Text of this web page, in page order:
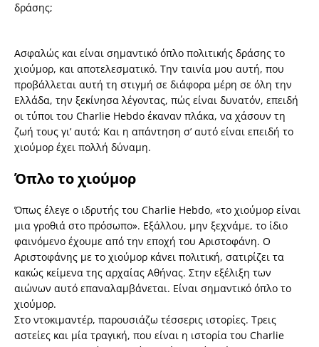
δράσης;
Ασφαλώς και είναι σημαντικό όπλο πολιτικής δράσης το
χιούμορ, και αποτελεσματικό. Την ταινία μου αυτή, που
προβάλλεται αυτή τη στιγμή σε διάφορα μέρη σε όλη την
Ελλάδα, την ξεκίνησα λέγοντας, πώς είναι δυνατόν, επειδή
οι τύποι του Charlie Hebdo έκαναν πλάκα, να χάσουν τη
ζωή τους γι’ αυτό; Και η απάντηση σ’ αυτό είναι επειδή το
χιούμορ έχει πολλή δύναμη.
Όπλο το χιούμορ
Όπως έλεγε ο ιδρυτής του Charlie Hebdo, «το χιούμορ είναι
μια γροθιά στο πρόσωπο». Εξάλλου, μην ξεχνάμε, το ίδιο
φαινόμενο έχουμε από την εποχή του Αριστοφάνη. Ο
Αριστοφάνης με το χιούμορ κάνει πολιτική, σατιρίζει τα
κακώς κείμενα της αρχαίας Αθήνας. Στην εξέλιξη των
αιώνων αυτό επαναλαμβάνεται. Είναι σημαντικό όπλο το
χιούμορ.
Στο ντοκιμαντέρ, παρουσιάζω τέσσερις ιστορίες. Τρεις
αστείες και μία τραγική, που είναι η ιστορία του Charlie